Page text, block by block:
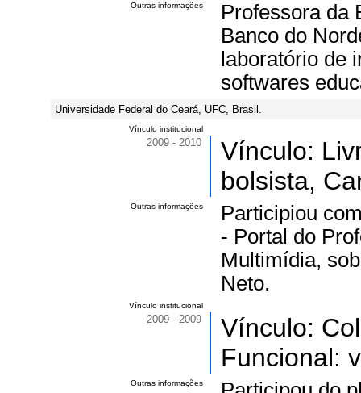
Outras informações
Professora da
Banco do
laboratório de
softwares
Universidade Federal do Ceará, UFC, Brasil.
Vínculo institucional
2009 - 2010
Vínculo:
bolsista,
Outras informações
Participiou
- Portal do
Multimídia,
Neto.
Vínculo institucional
2009 - 2009
Vínculo:
Funcional:
Outras informações